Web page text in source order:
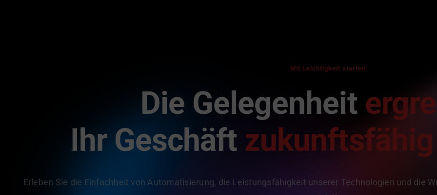
Mit Leichtigkeit starten
Die Gelegenheit
Ihr Geschäft zukunftsfähig
Erleben Sie die Einfachheit von Automatisierung, die Leistungsfähigkeit unserer Technologien und die